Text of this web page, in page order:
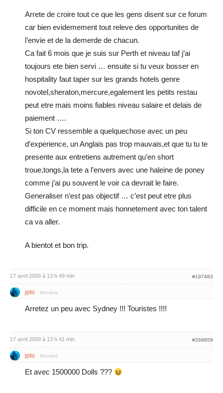
Arrete de croire tout ce que les gens disent sur ce forum
car bien evidemement tout releve des opportunites de
l’envie et de la demerde de chacun.
Ca fait 6 mois que je suis sur Perth et niveau taf j’ai
toujours ete bien servi … ensuite si tu veux bosser en
hospitality faut taper sur les grands hotels genre
novotel,sheraton,mercure,egalement les petits restau
peut etre mais moins fiables niveau salaire et delais de
paiement ….
Si ton CV ressemble a quelquechose avec un peu
d’experience, un Anglais pas trop mauvais,et que tu tu te
presente aux entretiens autrement qu’en short
troue,tongs,la tete a l’envers avec une haleine de poney
comme j’ai pu souvent le voir ca devrait le faire.
Generaliser n’est pas objectif … c’est peut etre plus
difficile en ce moment mais honnetement avec ton talent
ca va aller.
A bientot et bon trip.
17 avril 2009 à 13 h 49 min #197483
jpto Membre
Arretez un peu avec Sydney !!! Touristes !!!!
17 avril 2009 à 13 h 41 min #269859
jpto Membre
Et avec 1500000 Dolls ???